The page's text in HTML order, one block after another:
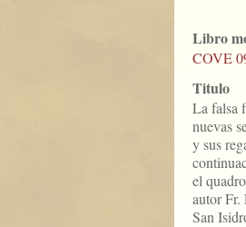
Libro
COVE
Titulo
La falsa
nuevas
y sus
el
autor Fr.
San